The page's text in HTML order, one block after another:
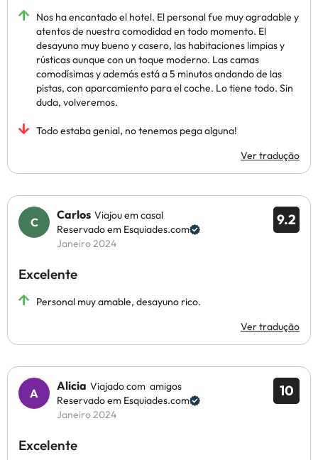
Nos ha encantado el hotel. El personal fue muy agradable y
atentos de nuestra comodidad en todo momento. El
desayuno muy bueno y casero, las habitaciones limpias y
rústicas aunque con un toque moderno. Las camas
comodísimas y además está a 5 minutos andando de las
pistas, con aparcamiento para el coche. Lo tiene todo. Sin
duda, volveremos.
Todo estaba genial, no tenemos pega alguna!
Ver tradução
9.2
Carlos Viajou em casal
Reservado em Esquiades.com
Janeiro 2024
Excelente
Personal muy amable, desayuno rico.
Ver tradução
10
Alicia Viajado com amigos
Reservado em Esquiades.com
Janeiro 2024
Excelente